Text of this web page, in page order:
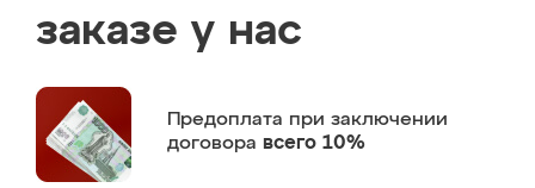
заказе у нас
Предоплата при заключении
договора всего 10%